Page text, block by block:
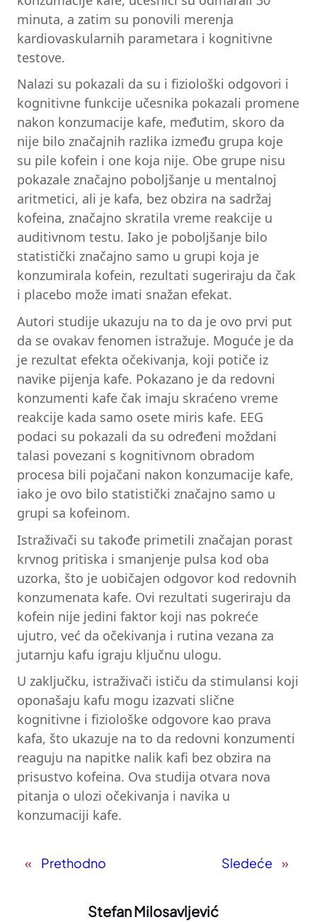
minuta, a zatim su ponovili merenja
kardiovaskularnih parametara i kognitivne
testove.
Nalazi su pokazali da su i fiziološki odgovori i
kognitivne funkcije učesnika pokazali promene
nakon konzumacije kafe, međutim, skoro da
nije bilo značajnih razlika između grupa koje
su pile kofein i one koja nije. Obe grupe nisu
pokazale značajno poboljšanje u mentalnoj
aritmetici, ali je kafa, bez obzira na sadržaj
kofeina, značajno skratila vreme reakcije u
auditivnom testu. Iako je poboljšanje bilo
statistički značajno samo u grupi koja je
konzumirala kofein, rezultati sugeriraju da čak
i placebo može imati snažan efekat.
Autori studije ukazuju na to da je ovo prvi put
da se ovakav fenomen istražuje. Moguće je da
je rezultat efekta očekivanja, koji potiče iz
navike pijenja kafe. Pokazano je da redovni
konzumenti kafe čak imaju skraćeno vreme
reakcije kada samo osete miris kafe. EEG
podaci su pokazali da su određeni moždani
talasi povezani s kognitivnom obradom
procesa bili pojačani nakon konzumacije kafe,
iako je ovo bilo statistički značajno samo u
grupi sa kofeinom.
Istraživači su takođe primetili značajan porast
krvnog pritiska i smanjenje pulsa kod oba
uzorka, što je uobičajen odgovor kod redovnih
konzumenata kafe. Ovi rezultati sugeriraju da
kofein nije jedini faktor koji nas pokreće
ujutro, već da očekivanja i rutina vezana za
jutarnju kafu igraju ključnu ulogu.
U zaključku, istraživači ističu da stimulansi koji
oponašaju kafu mogu izazvati slične
kognitivne i fiziološke odgovore kao prava
kafa, što ukazuje na to da redovni konzumenti
reaguju na napitke nalik kafi bez obzira na
prisustvo kofeina. Ova studija otvara nova
pitanja o ulozi očekivanja i navika u
konzumaciji kafe.
« Prethodno Sledeće »
Stefan Milosavljević